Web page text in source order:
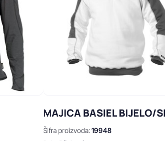
MAJICA BASIEL BIJELO/
Šifra proizvoda:19948